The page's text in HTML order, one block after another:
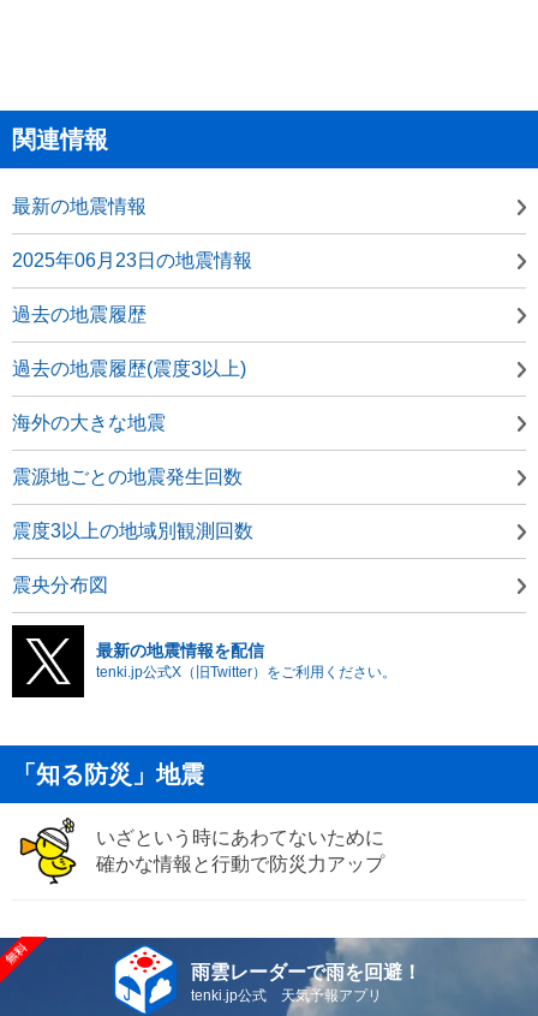
関連情報
最新の地震情報
2025年06月23日の地震情報
過去の地震履歴
過去の地震履歴(震度3以上)
海外の大きな地震
震源地ごとの地震発生回数
震度3以上の地域別観測回数
震央分布図
最新の地震情報を配信
tenki.jp公式X（旧Twitter）をご利用ください。
「知る防災」地震
いざという時にあわてないために
確かな情報と行動で防災力アップ
雨雲レーダーで雨を回避！
tenki.jp公式 天気予報アプリ